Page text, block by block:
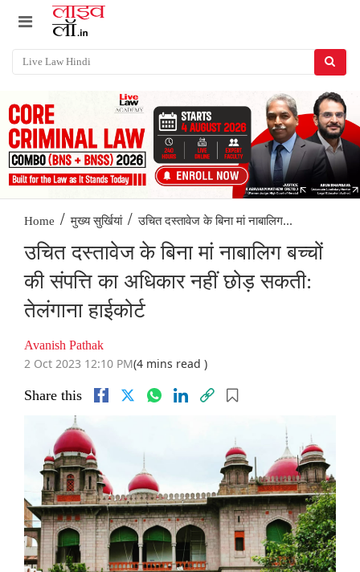
Home / मुख्य सुर्खियां / उचित दस्तावेज के बिना मां नाबालिग...
उचित दस्तावेज के बिना मां नाबालिग बच्चों
की संपत्ति का अधिकार नहीं छोड़ सकती:
तेलंगाना हाईकोर्ट
Avanish Pathak
2 Oct 2023 12:10 PM(4 mins read )
Share this